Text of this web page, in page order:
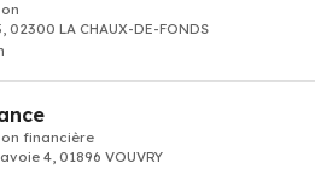
02300 LA CHAUX-DE-FONDS
financière
4, 01896 VOUVRY